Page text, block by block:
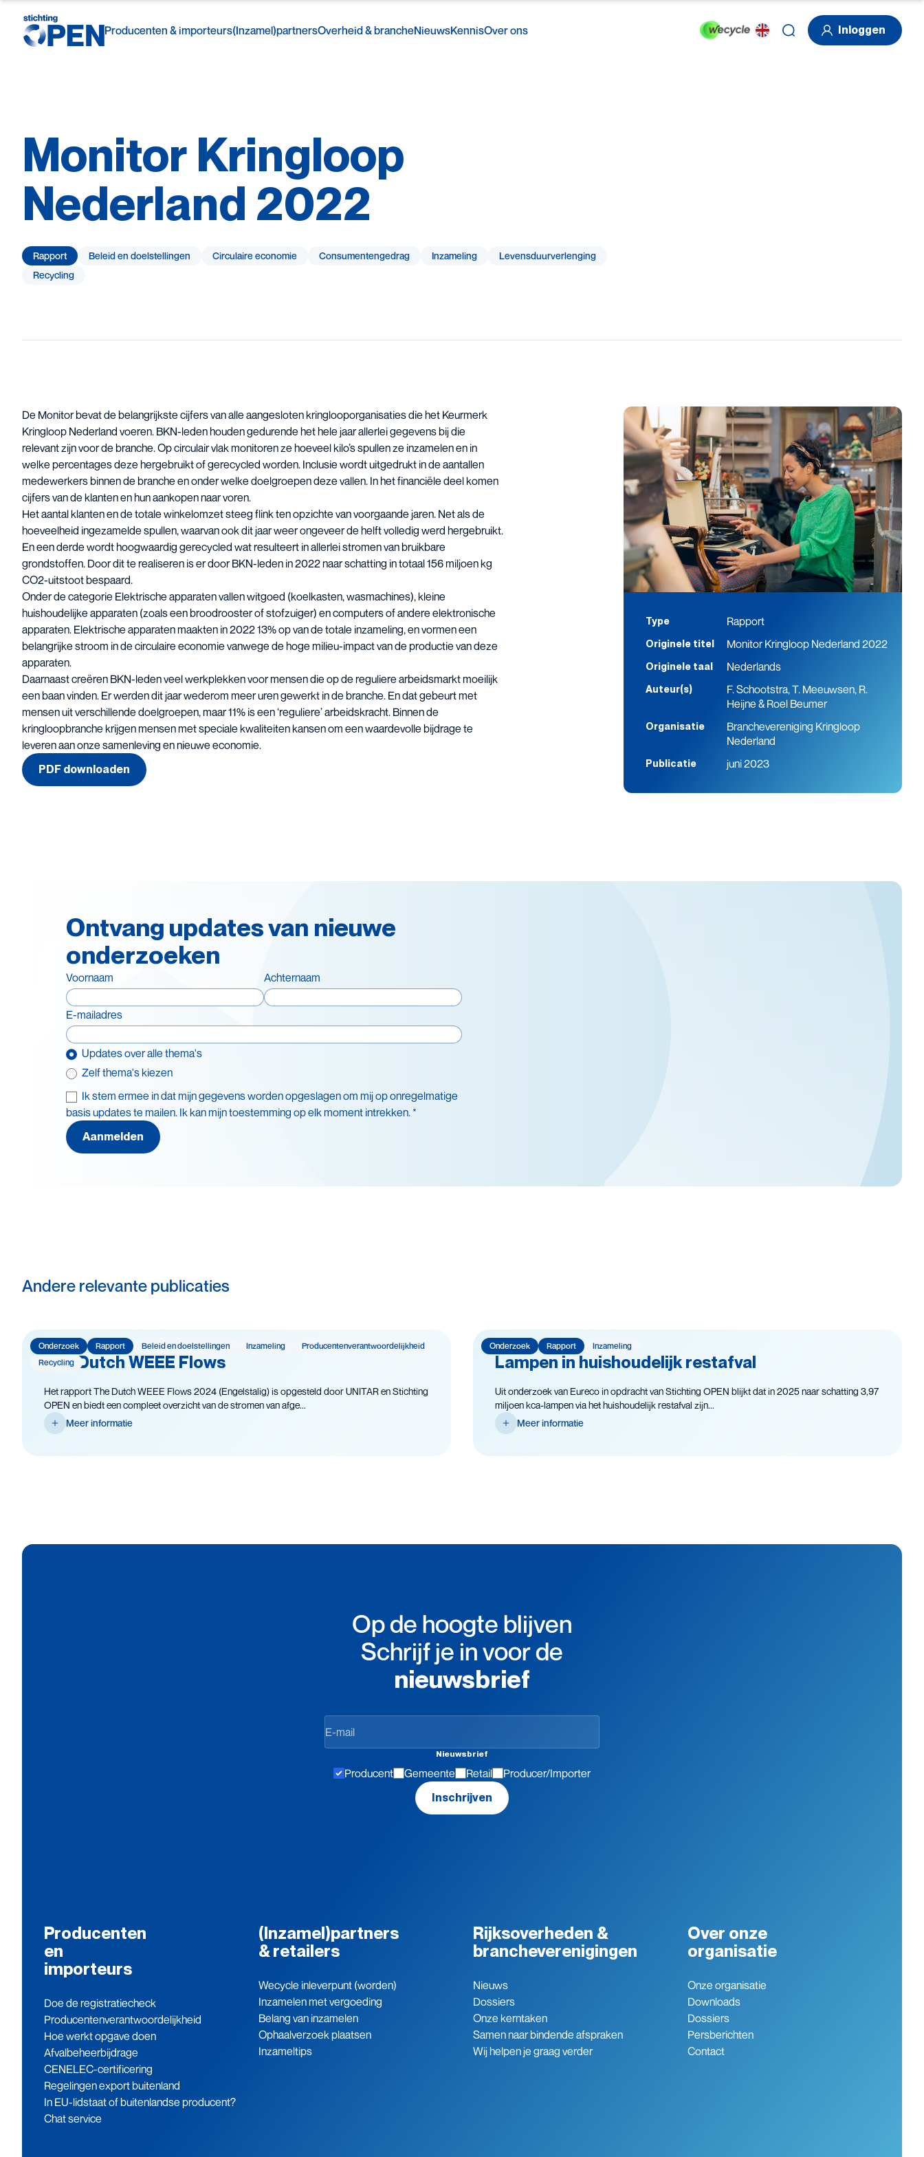
Skip to content
Producenten & importeurs(Inzamel)partnersOverheid & brancheNieuwsKennisOver ons Inloggen
Monitor Kringloop
Nederland 2022
Rapport Beleid en doelstellingen Circulaire economie Consumenten­gedrag Inzameling
Levensduur­verlenging
Recycling
De Monitor bevat de belangrijkste cijfers van alle aangesloten kringlooporganisaties die het Keurmerk
Kringloop Nederland voeren. BKN-leden houden gedurende het hele jaar allerlei gegevens bij die
relevant zijn voor de branche. Op circulair vlak monitoren ze hoeveel kilo’s spullen ze inzamelen en in
welke percentages deze hergebruikt of gerecycled worden. Inclusie wordt uitgedrukt in de aantallen
medewerkers binnen de branche en onder welke doelgroepen deze vallen. In het financiële deel komen
cijfers van de klanten en hun aankopen naar voren.
Het aantal klanten en de totale winkelomzet steeg flink ten opzichte van voorgaande jaren. Net als de
hoeveelheid ingezamelde spullen, waarvan ook dit jaar weer ongeveer de helft volledig werd hergebruikt.
En een derde wordt hoogwaardig gerecycled wat resulteert in allerlei stromen van bruikbare
grondstoffen. Door dit te realiseren is er door BKN-leden in 2022 naar schatting in totaal 156 miljoen kg
CO2-uitstoot bespaard.
Onder de categorie Elektrische apparaten vallen witgoed (koelkasten, wasmachines), kleine
huishoudelijke apparaten (zoals een broodrooster of stofzuiger) en computers of andere elektronische
apparaten. Elektrische apparaten maakten in 2022 13% op van de totale inzameling, en vormen een
belangrijke stroom in de circulaire economie vanwege de hoge milieu-impact van de productie van deze
apparaten.
Daarnaast creëren BKN-leden veel werkplekken voor mensen die op de reguliere arbeidsmarkt moeilijk
een baan vinden. Er werden dit jaar wederom meer uren gewerkt in de branche. En dat gebeurt met
mensen uit verschillende doelgroepen, maar 11% is een ‘reguliere’ arbeidskracht. Binnen de
kringloopbranche krijgen mensen met speciale kwaliteiten kansen om een waardevolle bijdrage te
leveren aan onze samenleving en nieuwe economie.
PDF downloaden
Type Rapport
Originele titel Monitor Kringloop Nederland 2022
Originele taal Nederlands
Auteur(s)
F. Schootstra, T. Meeuwsen, R.
Heijne & Roel Beumer
Organisatie
Branchevereniging Kringloop
Nederland
Publicatie juni 2023
Ontvang updates van nieuwe
onderzoeken
Voornaam Achternaam
E-mailadres
Updates over alle thema's
Zelf thema's kiezen
Thema's
Batterijen
Beleid en doelstellingen
Ik stem ermee in dat mijn gegevens worden opgeslagen om mij op onregelmatige
basis updates te mailen. Ik kan mijn toestemming op elk moment intrekken. *
Aanmelden
Andere relevante publicaties
Onderzoek Rapport Beleid en doelstellingen Inzameling
Producenten­­­­verantwoor­delijk­heid
Recycling
The Dutch WEEE Flows
Het rapport The Dutch WEEE Flows 2024 (Engelstalig) is opgesteld door UNITAR en Stichting
OPEN en biedt een compleet overzicht van de stromen van afge...
Meer informatie
Onderzoek Rapport Inzameling
Lampen in huishoudelijk restafval
Uit onderzoek van Eureco in opdracht van Stichting OPEN blijkt dat in 2025 naar schatting 3,97
miljoen kca-lampen via het huishoudelijk restafval zijn...
Meer informatie
Op de hoogte blijven
Schrijf je in voor de
nieuwsbrief
de
blijven
Nieuwsbrief
Producent Gemeente Retail Producer/Importer
Inschrijven
Producenten
en
importeurs
Doe de registratiecheck
Producenten­verantwoordelijkheid
Hoe werkt opgave doen
Afvalbeheerbijdrage
CENELEC-certificering
Regelingen export buitenland
In EU-lidstaat of buitenlandse producent?
Chat service
(Inzamel)partners
& retailers
Wecycle inleverpunt (worden)
Inzamelen met vergoeding
Belang van inzamelen
Ophaalverzoek plaatsen
Inzameltips
Rijksoverheden &
brancheverenigingen
Nieuws
Dossiers
Onze kerntaken
Samen naar bindende afspraken
Wij helpen je graag verder
Over onze
organisatie
Onze organisatie
Downloads
Dossiers
Persberichten
Contact